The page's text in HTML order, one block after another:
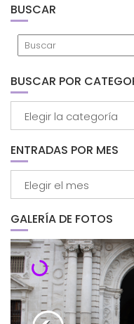
BUSCAR
BUSCAR POR
ENTRADAS POR MES
GALERÍA DE FOTOS